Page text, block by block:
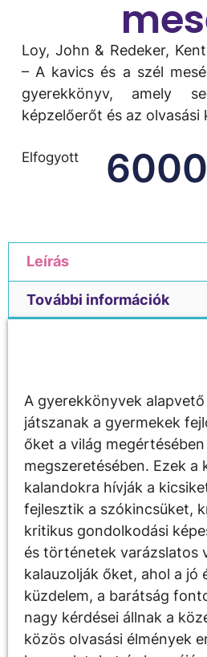
Loy, John & Redeker,
– A kavics és a szél
gyerekkönyv, amely
képzelőerőt és az olvasási
6000
Elfogyott
Leírás
További információk
A gyerekkönyvek
játszanak a gyermekek
őket a világ
megszeretésében. Ezek a
kalandokra hívják a
fejlesztik a szókincsüket,
kritikus gondolkodási
és történetek varázslatos
kalauzolják őket, ahol a jó
küzdelem, a barátság
nagy kérdései állnak a
közös olvasási élmények